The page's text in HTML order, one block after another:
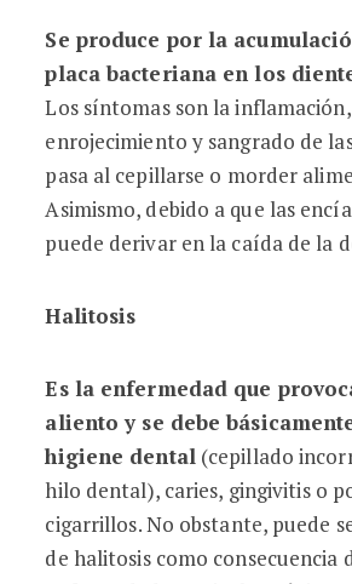
Se produce por la
placa bacteriana en los
Los síntomas son la inflamación,
enrojecimiento y sangrado de
pasa al cepillarse o morder
Asimismo, debido a que las
puede derivar en la caída de la
Halitosis
Es la enfermedad que
aliento y se debe
higiene dental(cepillado
hilo dental), caries, gingivitis o
cigarrillos. No obstante, puede
de halitosis como consecuencia